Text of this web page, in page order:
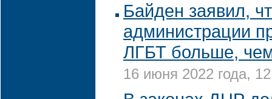
Байден заявил,
администрации
ЛГБТ больше,
16 июня 2022 года,